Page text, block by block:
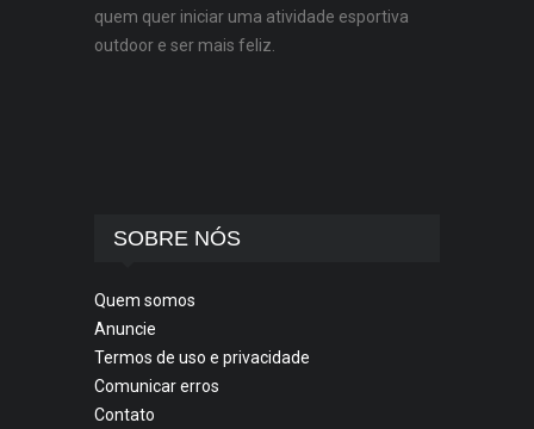
quem quer iniciar uma atividade esportiva
outdoor e ser mais feliz.
SOBRE NÓS
Quem somos
Anuncie
Termos de uso e privacidade
Comunicar erros
Contato